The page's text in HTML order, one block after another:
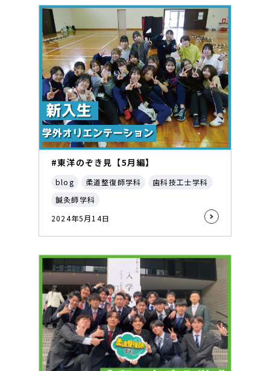
#東洋のぞき見【5月編】
blog 柔道整復師学科
歯科技工士学科
鍼灸師学科
2024年5月14日